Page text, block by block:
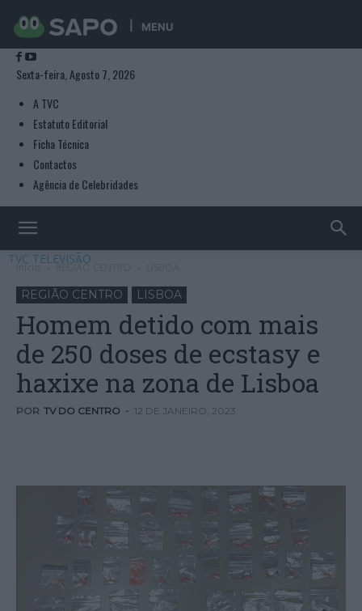
MENU
Sexta-feira, Agosto 7, 2026
A TVC
Estatuto Editorial
Ficha Técnica
Contactos
Agência de Celebridades
TVC TELEVISÃO
Início REGIÃO CENTRO
REGIÃO CENTRO LISBOA
Homem detido com mais
de 250 doses de ecstasy e
haxixe na zona de Lisboa
POR TV DO CENTRO - 12 DE JANEIRO, 2023